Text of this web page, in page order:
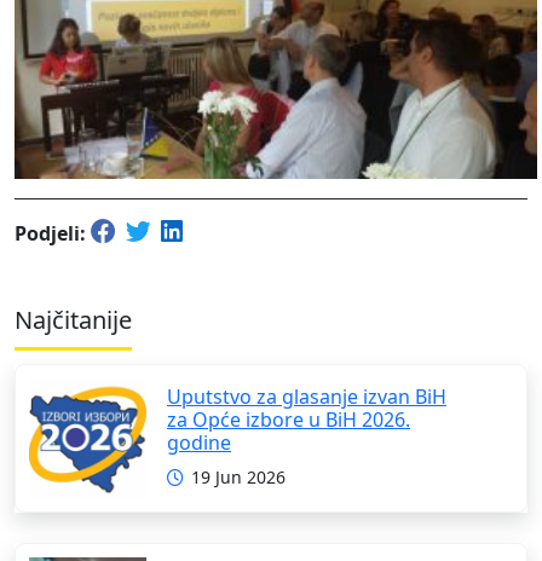
Podjeli:
Najčitanije
Uputstvo za glasanje izvan BiH
za Opće izbore u BiH 2026.
godine
19 Jun 2026